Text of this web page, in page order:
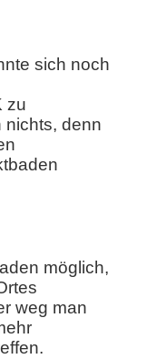
sich noch
zu
nichts, denn
möglich,
weg man